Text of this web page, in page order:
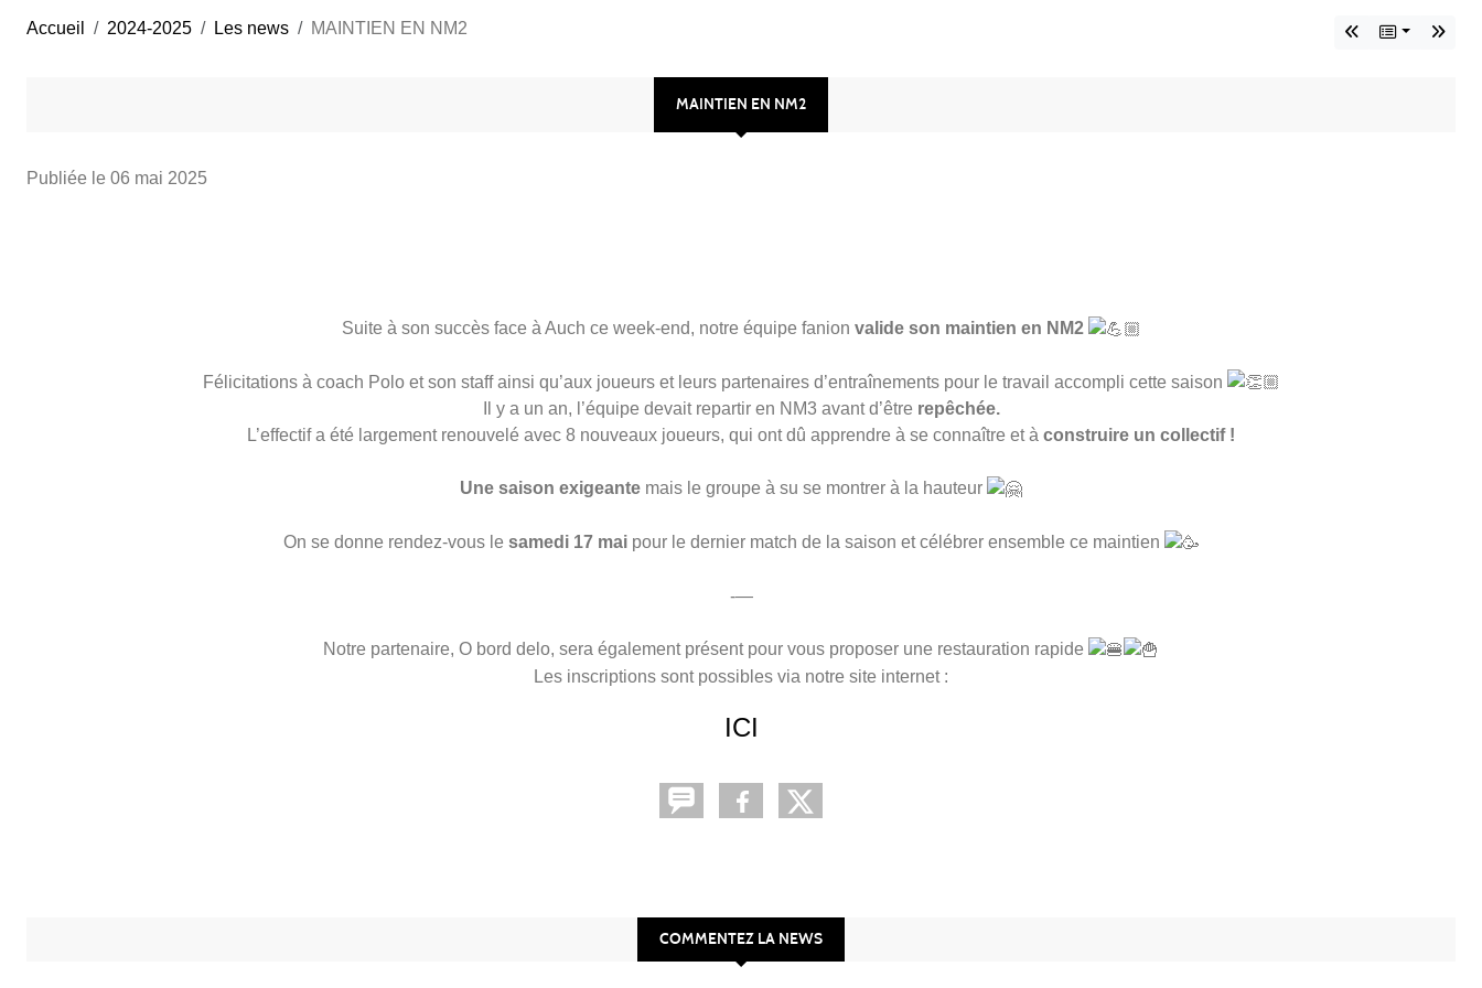
Accueil 2024-2025 Les news MAINTIEN EN NM2
MAINTIEN EN NM2
Publiée le 06 mai 2025
Suite à son succès face à Auch ce week-end, notre équipe fanion valide son maintien en NM2
Félicitations à coach Polo et son staff ainsi qu’aux joueurs et leurs partenaires d’entraînements pour le travail accompli cette saison
Il y a un an, l’équipe devait repartir en NM3 avant d’être repêchée.
L’effectif a été largement renouvelé avec 8 nouveaux joueurs, qui ont dû apprendre à se connaître et à construire un collectif !
Une saison exigeante mais le groupe à su se montrer à la hauteur
On se donne rendez-vous le samedi 17 mai pour le dernier match de la saison et célébrer ensemble ce maintien
-—
Notre partenaire, O bord delo, sera également présent pour vous proposer une restauration rapide
Les inscriptions sont possibles via notre site internet :
ICI
COMMENTEZ LA NEWS